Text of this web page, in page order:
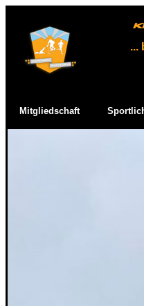
...
Mitgliedschaft